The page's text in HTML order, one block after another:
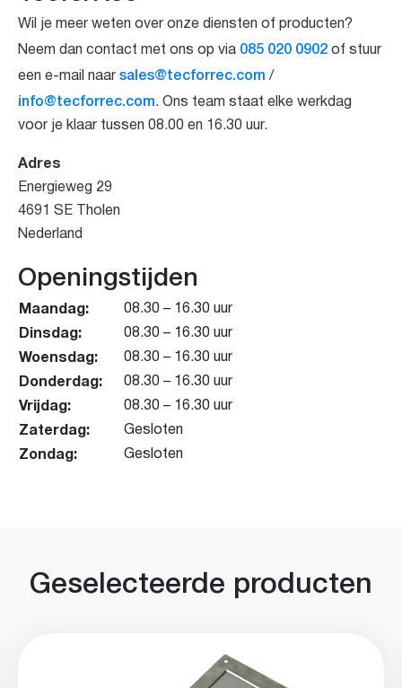
Wil je meer weten over onze diensten of producten?
Neem dan contact met ons op via 085 020 0902of stuur
een e-mail naarsales@tecforrec.com /
info@tecforrec.com. Ons team staat elke werkdag
voor je klaar tussen 08.00 en 16.30 uur.
Adres
Energieweg 29
4691 SE Tholen
Nederland
Openingstijden
Maandag: 08.30 – 16.30 uur
Dinsdag: 08.30 – 16.30 uur
Woensdag: 08.30 – 16.30 uur
Donderdag: 08.30 – 16.30 uur
Vrijdag: 08.30 – 16.30 uur
Zaterdag: Gesloten
Zondag: Gesloten
Geselecteerde producten